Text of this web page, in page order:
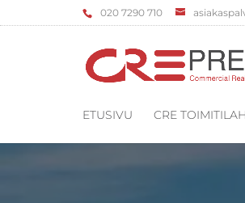
‌020 7290 710
ETUSIVU CRE